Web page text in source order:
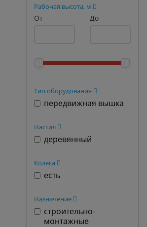
Штукатурные
Металл и
Рабочая высота, м
От До
Тип оборудования
передвижная вышка
Настил
деревянный
Колеса
есть
Назначение
строительно-
монтажные